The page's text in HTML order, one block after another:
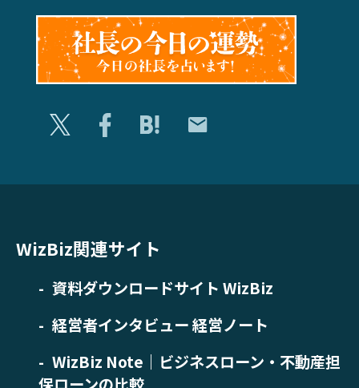
WizBiz関連サイト
資料ダウンロードサイト WizBiz
経営者インタビュー 経営ノート
WizBiz Note｜ビジネスローン・不動産担